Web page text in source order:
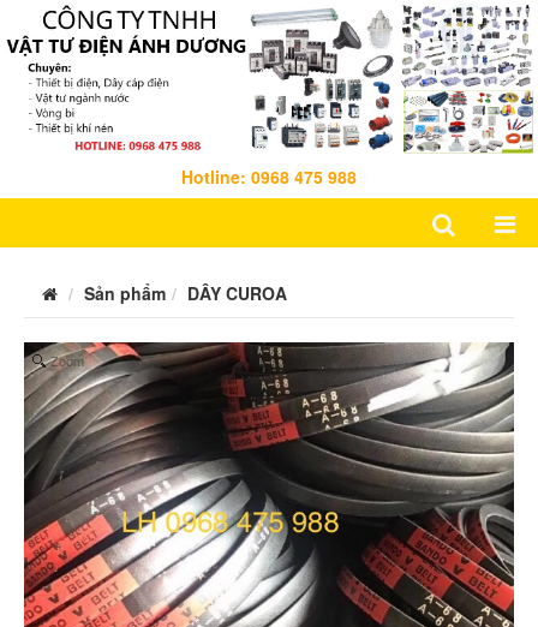
Hotline: 0968 475 988
Sản phẩm DÂY CUROA
Zoom